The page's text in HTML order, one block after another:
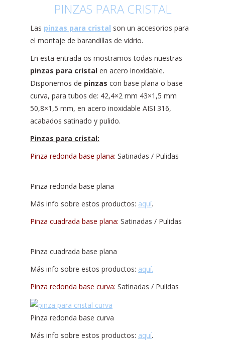
PINZAS PARA CRISTAL
Las pinzas para cristal son un accesorios para
el montaje de barandillas de vidrio.
En esta entrada os mostramos todas nuestras
pinzas para cristal en acero inoxidable.
Disponemos de pinzas con base plana o base
curva, para tubos de: 42,4×2 mm 43×1,5 mm
50,8×1,5 mm, en acero inoxidable AISI 316,
acabados satinado y pulido.
Pinzas para cristal:
Pinza redonda base plana: Satinadas / Pulidas
Pinza redonda base plana
Más info sobre estos productos: aquí.
Pinza cuadrada base plana: Satinadas / Pulidas
Pinza cuadrada base plana
Más info sobre estos productos: aquí.
Pinza redonda base curva: Satinadas / Pulidas
Pinza redonda base curva
Más info sobre estos productos: aquí.